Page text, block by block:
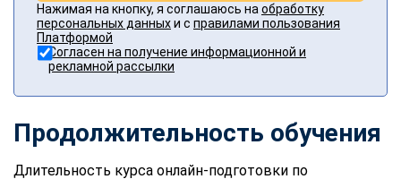
Нажимая на кнопку, я соглашаюсь на обработку
персональных данныхи с правилами пользования
Платформой
Согласен на получение информационной и
рекламной рассылки
Продолжительность обучения
Длительность курса онлайн-подготовки по